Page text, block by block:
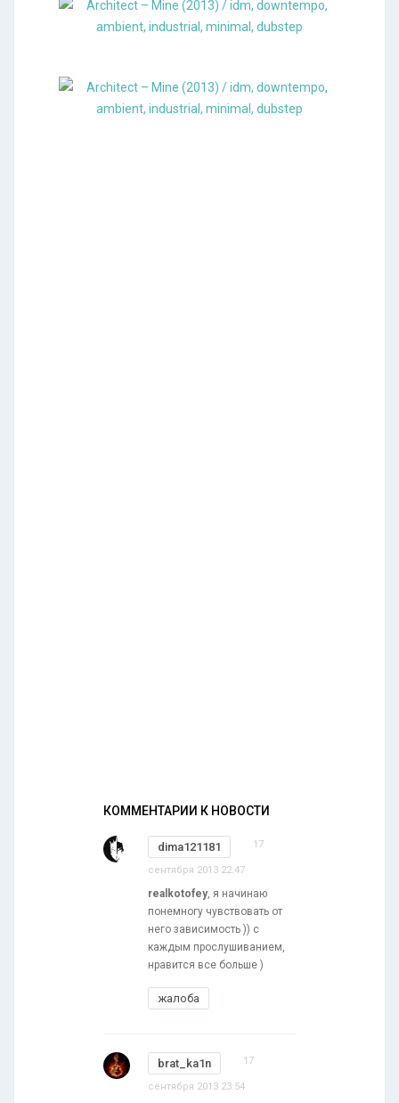
КОММЕНТАРИИ К НОВОСТИ
dima121181 17
сентября 2013 22:47
realkotofey, я начинаю
понемногу чувствовать от
него зависимость )) с
каждым прослушиванием,
нравится все больше )
жалоба
brat_ka1n 17
сентября 2013 23:54